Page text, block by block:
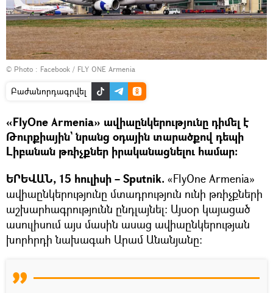
© Photo : Facebook / FLY ONE Armenia
Բաժանորդագրվել
«FlyOne Armenia» ավիաընկերությունը դիմել է
Թուրքիային` նրանց օդային տարածքով դեպի
Լիբանան թռիչքներ իրականացնելու համար։
ԵՐԵՎԱՆ, 15 հուլիսի – Sputnik. «FlyOne Armenia»
ավիաընկերությունը մտադրություն ունի թռիչքների
աշխարհագրությունն ընդլայնել։ Այսօր կայացած
ասուլիսում այս մասին ասաց ավիաընկերության
խորհրդի նախագահ Արամ Անանյանը։